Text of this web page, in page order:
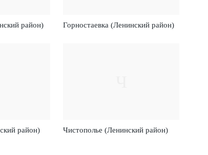
район) Горностаевка (Ленинский район)
район) Чистополье (Ленинский район)